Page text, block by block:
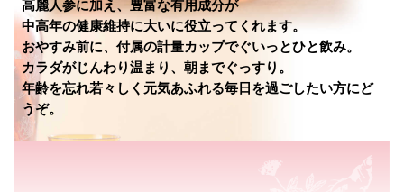
高麗人参に加え、豊富な有用成分が
中高年の健康維持に大いに役立ってくれます。
おやすみ前に、付属の計量カップでぐいっとひと飲み。
カラダがじんわり温まり、朝までぐっすり。
年齢を忘れ若々しく元気あふれる毎日を過ごしたい方にど
うぞ。